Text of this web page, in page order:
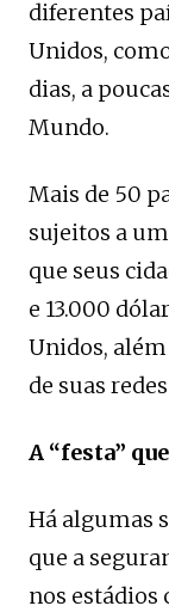
diferentes
Unidos,
dias, a
Mundo.
Mais de 50
sujeitos a
que seus
e 13.000
Unidos,
de suas
A “festa”
Há algumas
que a
nos estádios